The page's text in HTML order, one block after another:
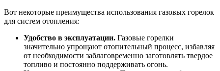
Вот некоторые преимущества использования газовых горелок
для систем отопления:
Удобство в эксплуатации. Газовые горелки
значительно упрощают отопительный процесс, избавляя
от необходимости заблаговременно заготовлять твердое
топливо и постоянно поддерживать огонь.